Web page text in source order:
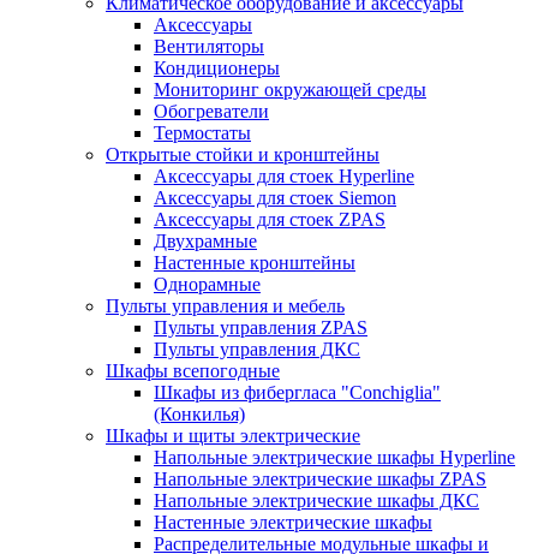
Аксессуары
Вентиляторы
Кондиционеры
Мониторинг окружающей среды
Обогреватели
Термостаты
Открытые стойки и кронштейны
Аксессуары для стоек Hyperline
Аксессуары для стоек Siemon
Аксессуары для стоек ZPAS
Двухрамные
Настенные кронштейны
Однорамные
Пульты управления и мебель
Пульты управления ZPAS
Пульты управления ДКС
Шкафы всепогодные
Шкафы из фибергласа "Conchiglia"
(Конкилья)
Шкафы и щиты электрические
Напольные электрические шкафы Hyperline
Напольные электрические шкафы ZPAS
Напольные электрические шкафы ДКС
Настенные электрические шкафы
Распределительные модульные шкафы и